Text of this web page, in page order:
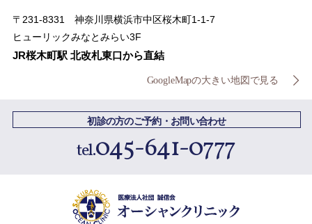
〒231-8331 神奈川県横浜市中区桜木町1-1-7
ヒューリックみなとみらい3F
JR桜木町駅 北改札東口から直結
GoogleMapの大きい地図で見る
初診の方のご予約・お問い合わせ
045-641-0777